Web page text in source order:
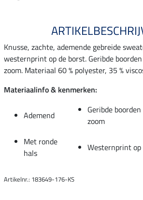
Knusse, zachte, ademende gebreide
westernprint op de borst. Geribde
zoom. Materiaal 60 % polyester, 35 %
Materiaalinfo & kenmerken:
Ademend
Geribde
zoom
Met ronde
hals
Westernprint op
Artikelnr.: 183649-176-KS